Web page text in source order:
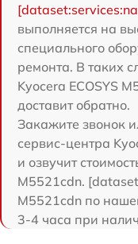
выполняется на
специального
ремонта. В таких
Kyocera ECOSYS
доставит обратно.
Закажите звонок
сервис-центра
и озвучит
M5521cdn.
M5521cdn по
3-4 часа при